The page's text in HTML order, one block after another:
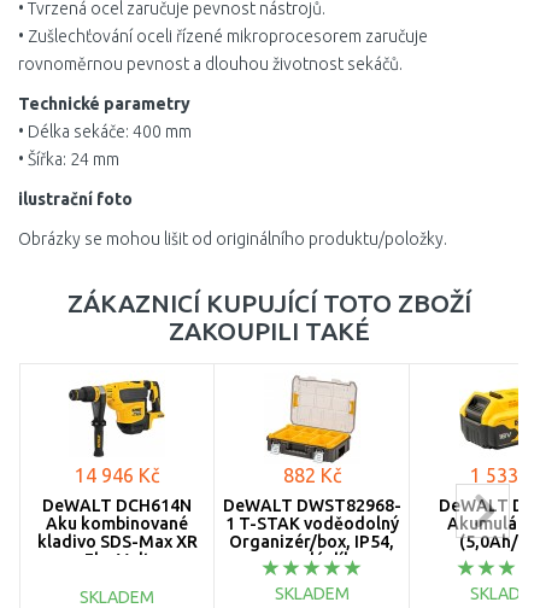
• Tvrzená ocel zaručuje pevnost nástrojů.
• Zušlechťování oceli řízené mikroprocesorem zaručuje
rovnoměrnou pevnost a dlouhou životnost sekáčů.
Technické parametry
• Délka sekáče: 400 mm
• Šířka: 24 mm
ilustrační foto
Obrázky se mohou lišit od originálního produktu/položky.
ZÁKAZNICÍ KUPUJÍCÍ TOTO ZBOŽÍ
ZAKOUPILI TAKÉ
14 946 Kč
DeWALT DCH614N
Aku kombinované
kladivo SDS-Max XR
FlexVolt
SKLADEM
882 Kč
DeWALT DWST82968-
1 T-STAK voděodolný
Organizér/box, IP54,
pro malé díly a
příslušenství
SKLADEM
1 533
DeWALT
(5,0Ah/